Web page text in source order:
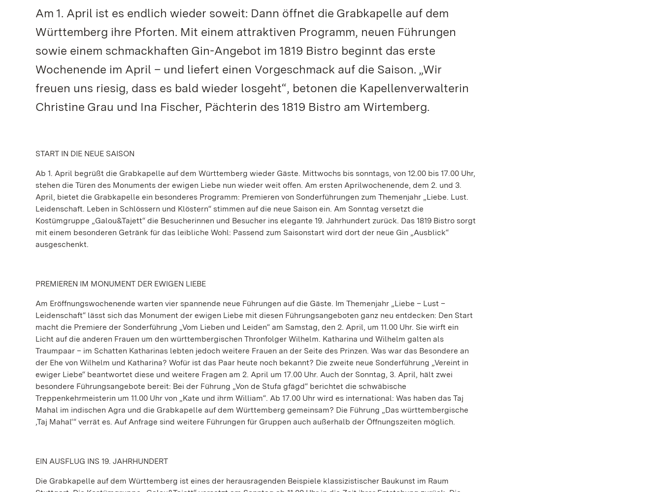
Am 1. April ist es endlich wieder soweit: Dann öffnet die Grabkapelle auf dem
Württemberg ihre Pforten. Mit einem attraktiven Programm, neuen Führungen
sowie einem schmackhaften Gin-Angebot im 1819 Bistro beginnt das erste
Wochenende im April – und liefert einen Vorgeschmack auf die Saison. „Wir
freuen uns riesig, dass es bald wieder losgeht“, betonen die Kapellenverwalterin
Christine Grau und Ina Fischer, Pächterin des 1819 Bistro am Wirtemberg.
START IN DIE NEUE SAISON
Ab 1. April begrüßt die Grabkapelle auf dem Württemberg wieder Gäste. Mittwochs bis sonntags, von 12.00 bis 17.00 Uhr,
stehen die Türen des Monuments der ewigen Liebe nun wieder weit offen. Am ersten Aprilwochenende, dem 2. und 3.
April, bietet die Grabkapelle ein besonderes Programm: Premieren von Sonderführungen zum Themenjahr „Liebe. Lust.
Leidenschaft. Leben in Schlössern und Klöstern“ stimmen auf die neue Saison ein. Am Sonntag versetzt die
Kostümgruppe „Galou&Tajett“ die Besucherinnen und Besucher ins elegante 19. Jahrhundert zurück. Das 1819 Bistro sorgt
mit einem besonderen Getränk für das leibliche Wohl: Passend zum Saisonstart wird dort der neue Gin „Ausblick“
ausgeschenkt.
PREMIEREN IM MONUMENT DER EWIGEN LIEBE
Am Eröffnungswochenende warten vier spannende neue Führungen auf die Gäste. Im Themenjahr „Liebe – Lust –
Leidenschaft“ lässt sich das Monument der ewigen Liebe mit diesen Führungsangeboten ganz neu entdecken: Den Start
macht die Premiere der Sonderführung „Vom Lieben und Leiden“ am Samstag, den 2. April, um 11.00 Uhr. Sie wirft ein
Licht auf die anderen Frauen um den württembergischen Thronfolger Wilhelm. Katharina und Wilhelm galten als
Traumpaar – im Schatten Katharinas lebten jedoch weitere Frauen an der Seite des Prinzen. Was war das Besondere an
der Ehe von Wilhelm und Katharina? Wofür ist das Paar heute noch bekannt? Die zweite neue Sonderführung „Vereint in
ewiger Liebe“ beantwortet diese und weitere Fragen am 2. April um 17.00 Uhr. Auch der Sonntag, 3. April, hält zwei
besondere Führungsangebote bereit: Bei der Führung „Von de Stufa gfägd“ berichtet die schwäbische
Treppenkehrmeisterin um 11.00 Uhr von „Kate und ihrm William“. Ab 17.00 Uhr wird es international: Was haben das Taj
Mahal im indischen Agra und die Grabkapelle auf dem Württemberg gemeinsam? Die Führung „Das württembergische
‚Taj Mahal‘“ verrät es. Auf Anfrage sind weitere Führungen für Gruppen auch außerhalb der Öffnungszeiten möglich.
EIN AUSFLUG INS 19. JAHRHUNDERT
Die Grabkapelle auf dem Württemberg ist eines der herausragenden Beispiele klassizistischer Baukunst im Raum